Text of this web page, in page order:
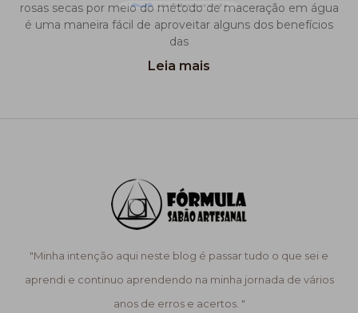
rosas secas por meio do método de maceração em água
é uma maneira fácil de aproveitar alguns dos benefícios
das
Leia mais
"Minha intenção aqui neste blog é passar tudo o que sei e
aprendi e continuo aprendendo na minha jornada de vários
anos de erros e acertos. "